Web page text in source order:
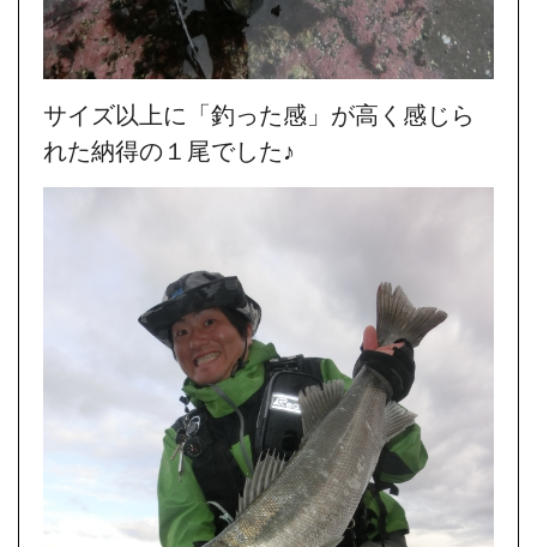
サイズ以上に「釣った感」が高く感じら
れた納得の１尾でした♪